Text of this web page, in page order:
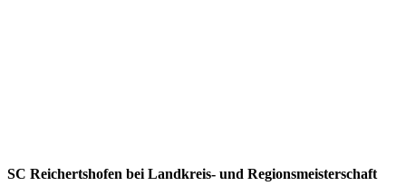
SC Reichertshofen bei Landkreis- und Regionsmeisterschaft